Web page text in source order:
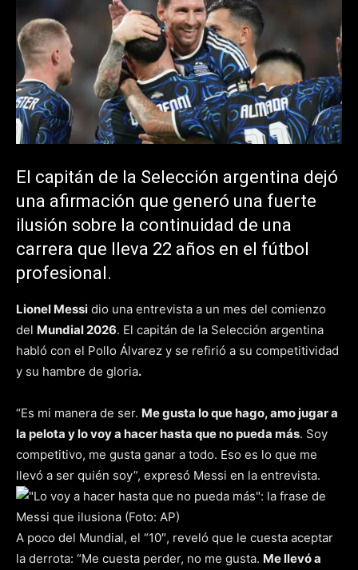
El capitán de la Selección argentina dejó
una afirmación que generó una fuerte
ilusión sobre la continuidad de una
carrera que lleva 22 años en el fútbol
profesional.
Lionel Messi dio una entrevista a un mes del comienzo
del Mundial 2026. El capitán de la Selección argentina
habló con el Pollo Álvarez y se refirió a su competitividad
y su hambre de gloria.
“Es mi manera de ser. Me gusta lo que hago, amo jugar a
la pelota y lo voy a hacer hasta que no pueda más. Soy
competitivo, me gusta ganar a todo. Eso es lo que me
llevó a ser quién soy”, expresó Messi en la entrevista.
A poco del Mundial, el “10″, reveló que le cuesta aceptar
la derrota: “Me cuesta perder, no me gusta. Me llevó a